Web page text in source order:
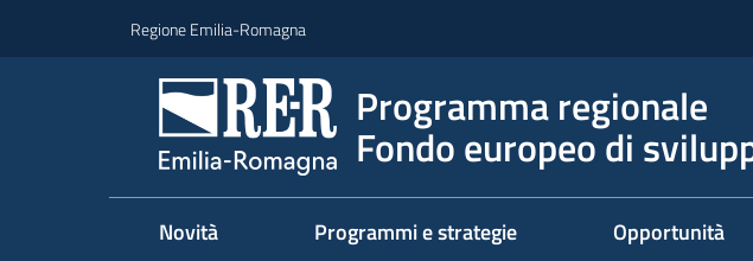
Regione Emilia-Romagna
Programma regionale
Fondo europeo di
Novità Programmi e strategie Opportunità